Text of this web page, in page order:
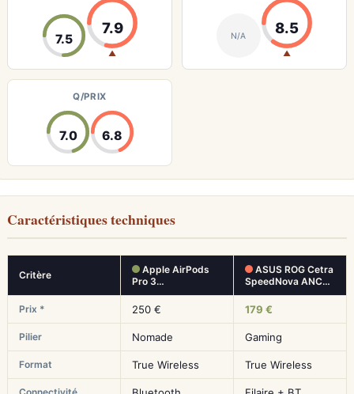
7.5
7.9
▲
N/A 8.5
▲
Q/PRIX
7.0 6.8
Caractéristiques techniques
Critère
Apple AirPods
Pro 3…
ASUS ROG Cetra
SpeedNova ANC…
Prix * 250 € 179 €
Pilier Nomade Gaming
Format True Wireless True Wireless